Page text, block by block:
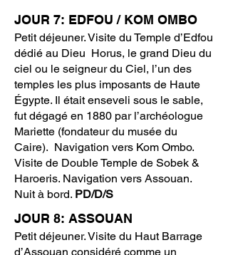
JOUR 7: EDFOU / KOM OMBO
Petit déjeuner. Visite du Temple d’Edfou
dédié au Dieu Horus, le grand Dieu du
ciel ou le seigneur du Ciel, l’un des
temples les plus imposants de Haute
Égypte. Il était enseveli sous le sable,
fut dégagé en 1880 par l’archéologue
Mariette (fondateur du musée du
Caire). Navigation vers Kom Ombo.
Visite de Double Temple de Sobek &
Haroeris. Navigation vers Assouan.
Nuit à bord. PD/D/S
JOUR 8: ASSOUAN
Petit déjeuner. Visite du Haut Barrage
d’Assouan considéré comme un